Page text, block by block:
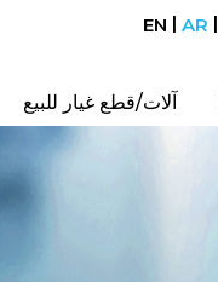
EN | AR |
آلات/قطع غيار للبيع